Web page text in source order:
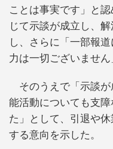
ことは事実です」と
じて示談が成立し、
し、さらに「一部報
力は一切ございません
そのうえで「示談が
能活動についても支
た」として、引退や
する意向を示した。